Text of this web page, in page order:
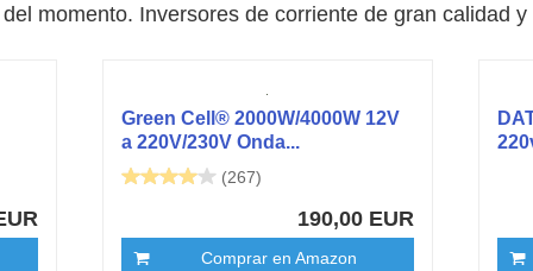
momento. Inversores de corriente de gran calidad
Green Cell® 2000W/4000W 12V
a 220V/230V Onda...
(267)
190,00 EUR
Comprar en Amazon